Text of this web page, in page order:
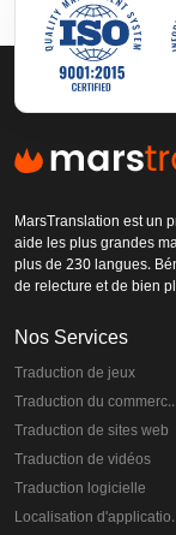
MarsTranslation est un
aide les plus grandes
plus de 230 langues.
de relecture et de bien
Nos Services
Traduction de jeux
Traduction du commerce électronique
Traduction de sites web
Traduction de vidéos
Traduction logicielle